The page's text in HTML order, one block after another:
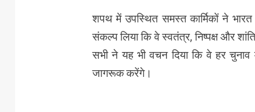
शपथ में उपस्थित समस्त कार्मिकों ने
संकल्प लिया कि वे स्वतंत्र, निष्पक्ष और
सभी ने यह भी वचन दिया कि वे हर
जागरूक करेंगे।